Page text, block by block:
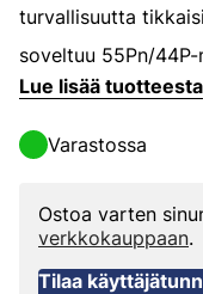
turvallisuutta
soveltuu 55Pn/
Lue lisää tuotteesta
Varastossa
Ostoa varten
verkkokauppaan.
Tilaa